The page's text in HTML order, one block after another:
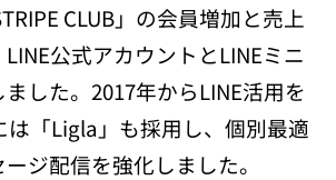
CLUB」の会員増加と売上
公式アカウントとLINEミニ
した。2017年からLINE活用を
は「Ligla」も採用し、個別最適
ジ配信を強化しました。